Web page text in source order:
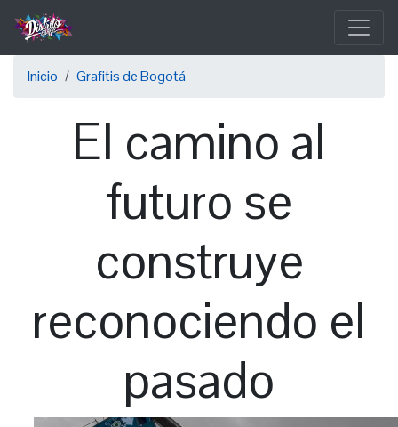
Pasar
contenido
principalSobrescribir
navegación
Inicio Grafitis de Bogotá
El camino al
futuro se
construye
reconociendo el
pasado